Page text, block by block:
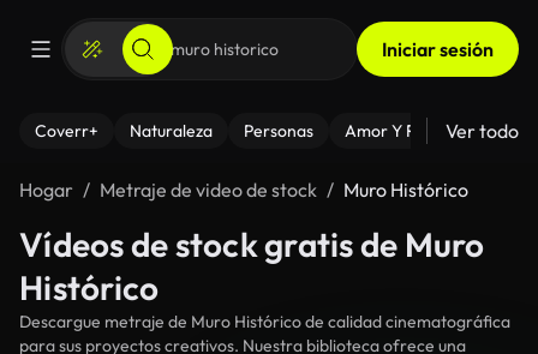
Iniciar sesión
Coverr+ Naturaleza Personas Amor Y Relaciones
Ver todo
Hogar Metraje de video de stock Muro Histórico
Vídeos de stock gratis de Muro
Histórico
Descargue metraje de Muro Histórico de calidad cinematográfica
para sus proyectos creativos. Nuestra biblioteca ofrece una